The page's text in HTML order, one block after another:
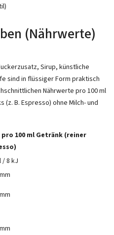
(Nährwerte)
Sirup, künstliche
sind in flüssiger Form praktisch
Nährwerte pro 100 ml
B. Espresso) ohne Milch- und
100 ml Getränk (reiner
/ 8 kJ